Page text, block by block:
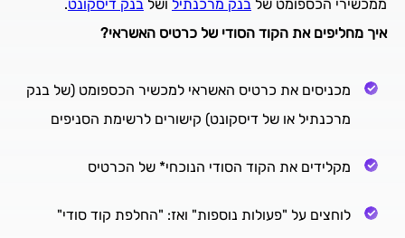
ממכשירי הכספומט של בנק מרכנתיל ושל בנק דיסקונט.
איך מחליפים את הקוד הסודי של כרטיס האשראי?
מכניסים את כרטיס האשראי למכשיר הכספומט (של בנק
מרכנתיל או של דיסקונט) קישורים לרשימת הסניפים
מקלידים את הקוד הסודי הנוכחי* של הכרטיס
לוחצים על "פעולות נוספות" ואז: "החלפת קוד סודי"